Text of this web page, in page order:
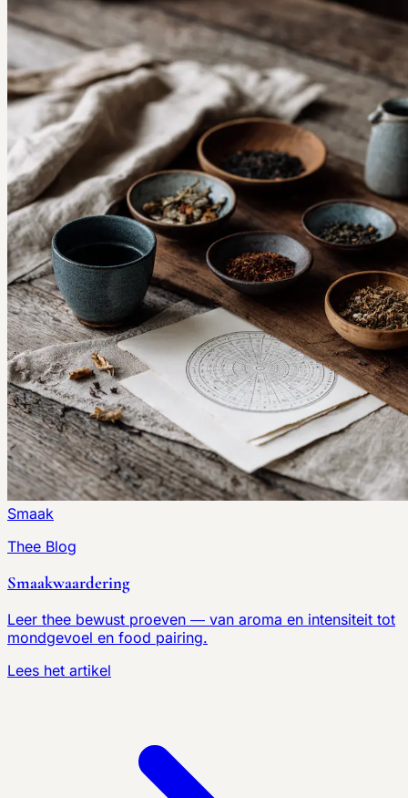
Smaak
Thee Blog
Smaakwaardering
Leer thee bewust proeven — van aroma en intensiteit tot
mondgevoel en food pairing.
Lees het artikel